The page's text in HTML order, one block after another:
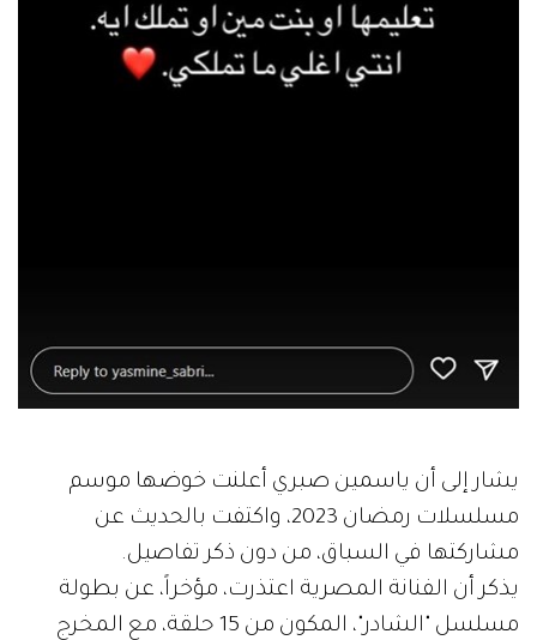
يشار إلى أن ياسمين صبري أعلنت خوضها موسم
مسلسلات رمضان 2023، واكتفت بالحديث عن
مشاركتها في السباق، من دون ذكر تفاصيل.
يذكر أن الفنانة المصرية اعتذرت، مؤخراً، عن بطولة
مسلسل "الشادر"، المكون من 15 حلقة، مع المخرج